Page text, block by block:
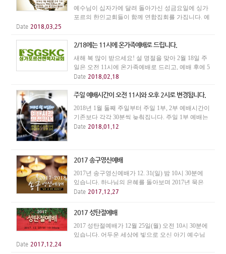
예수님이 십자가에 달려 돌아가신 성금요일에 싱가
포르의 한인교회들이 함께 연합집회를 가집니다. 예
7시 30분에 Singapore Bible College 4층 강당에서...
Date 2018.03.25
2/18에는 11시에 온가족예배로 드립니다.
새해 복 많이 받으세요! 설 명절을 맞아 2월 18일 주
일은 오전 11시에 온가족예배로 드리고, 예배 후에 5
층에서 BBQ와 민속놀이, 어린이 세배를 합니다. 이
Date 2018.02.18
주일 예배시간이 오전 11시와 오후 2시로 변경됩니다.
2018년 1월 둘째 주일부터 주일 1부, 2부 예배시간이
기존보다 각각 30분씩 늦춰집니다. 주일 1부 예배는
오전 11시에 드리고, 주일 2부 예배는 오후 2시에 드
Date 2018.01.12
2017 송구영신예배
2017년 송구영신예배가 12. 31(일) 밤 10시 30분에
있습니다. 하나님의 은혜를 돌아보며 2017년 묵은
해를 보내고, 하나님이 주시는 소망으로 2018년을
Date 2017.12.27
2017 성탄절예배
2017 성탄절예배가 12월 25일(월) 오전 10시 30분에
있습니다. 어두운 세상에 빛으로 오신 아기 예수님
Date 2017.12.24